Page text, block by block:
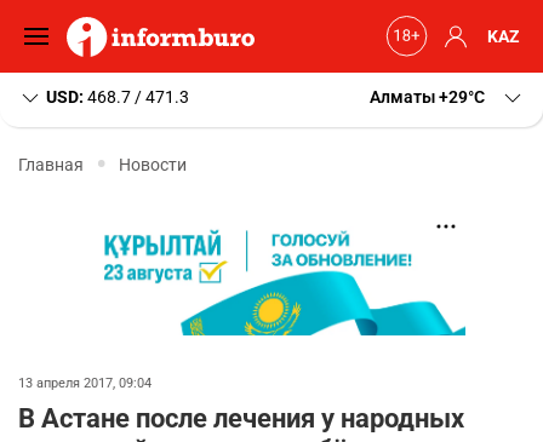
KAZ
USD: 468.7 / 471.3 Алматы+29 C
Главная Новости
13 апреля 2017, 09:04
В Астане после лечения у народных